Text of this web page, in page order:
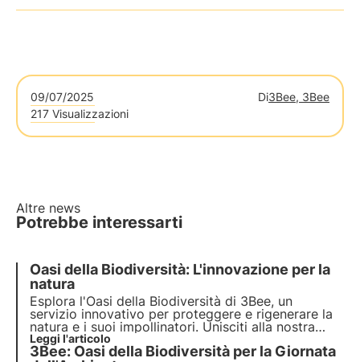
09/07/2025 Di3Bee, 3Bee
217 Visualizzazioni
Altre news
Potrebbe interessarti
Oasi della Biodiversità: L'innovazione per la
natura
Esplora l'Oasi della Biodiversità di 3Bee, un
servizio innovativo per proteggere e rigenerare la
natura e i suoi impollinatori. Unisciti alla nostra
mission e scopri come la
biodiversitàsi incontrano per creare un futuropiù
Leggi l'articolo
3Bee: Oasi della Biodiversità per la Giornata